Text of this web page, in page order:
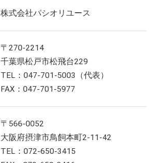
株式会社パシオリユース
〒270-2214
千葉県松戸市松飛台229
TEL：047-701-5003（代表）
FAX：047-701-5977
〒566-0052
大阪府摂津市鳥飼本町2-11-42
TEL：072-650-3415